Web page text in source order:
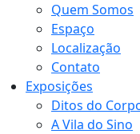
Quem Somos
Espaço
Localização
Contato
Exposições
Ditos do
A Vila do Sino